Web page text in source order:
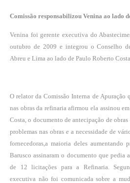
Comissão responsabilizou Venina ao lado
Venina foi gerente executiva do
outubro de 2009 e integrou o Conselho
Abreu e Lima ao lado de Paulo Roberto
O relator da Comissão Interna de Apuração
nas obras da refinaria afirmou ela assinou
Costa, o documento de antecipação de
problemas nas obras e a necessidade de
fornecedoras,a maioria deles aumentando
Barusco assinaram o documento que pedia
de 12 licitações para a Refinaria.
executiva não foi comunicada sobre a